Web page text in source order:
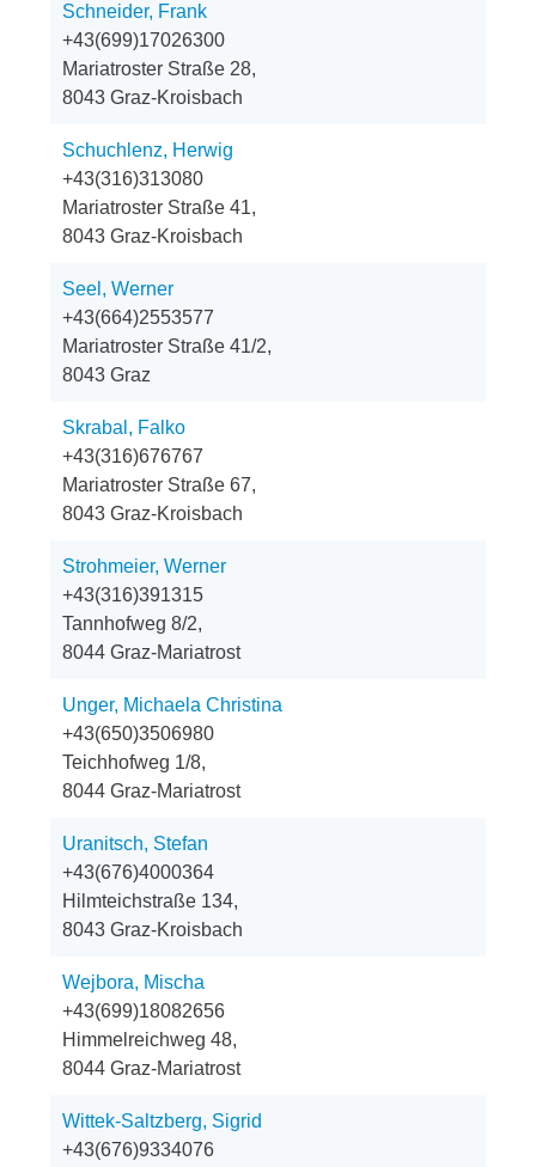
Schneider, Frank
+43(699)17026300
Mariatroster Straße 28,
8043 Graz-Kroisbach
Schuchlenz, Herwig
+43(316)313080
Mariatroster Straße 41,
8043 Graz-Kroisbach
Seel, Werner
+43(664)2553577
Mariatroster Straße 41/2,
8043 Graz
Skrabal, Falko
+43(316)676767
Mariatroster Straße 67,
8043 Graz-Kroisbach
Strohmeier, Werner
+43(316)391315
Tannhofweg 8/2,
8044 Graz-Mariatrost
Unger, Michaela Christina
+43(650)3506980
Teichhofweg 1/8,
8044 Graz-Mariatrost
Uranitsch, Stefan
+43(676)4000364
Hilmteichstraße 134,
8043 Graz-Kroisbach
Wejbora, Mischa
+43(699)18082656
Himmelreichweg 48,
8044 Graz-Mariatrost
Wittek-Saltzberg, Sigrid
+43(676)9334076